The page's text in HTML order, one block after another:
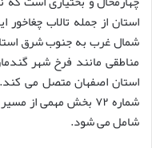
استان از جمله تالاب
شمال غرب به جنوب شرق
مناطقی مانند فرخ شهر
استان اصفهان متصل می
شماره ۷۲ بخش مهمی
شامل می شود.